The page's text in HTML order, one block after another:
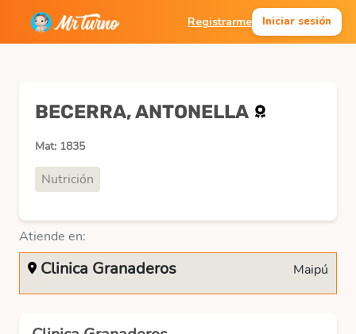
Registrarme Iniciar sesión
BECERRA, ANTONELLA
Mat: 1835
Nutrición
Atiende en:
Clinica Granaderos Maipú